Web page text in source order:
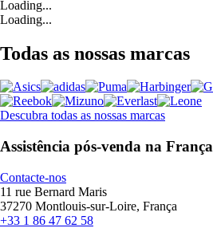
Loading...
Loading...
Todas as nossas marcas
Descubra todas as nossas marcas
Assistência pós-venda na França
Contacte-nos
11 rue Bernard Maris
37270 Montlouis-sur-Loire, França
+33 1 86 47 62 58